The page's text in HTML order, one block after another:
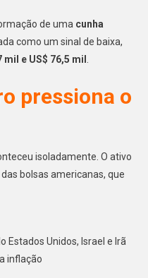
de uma cunha
como um sinal de baixa,
mil e US$ 76,5 mil
pressiona o
isoladamente. O ativo
bolsas americanas, que
Estados Unidos, Israel e Irã
inflação